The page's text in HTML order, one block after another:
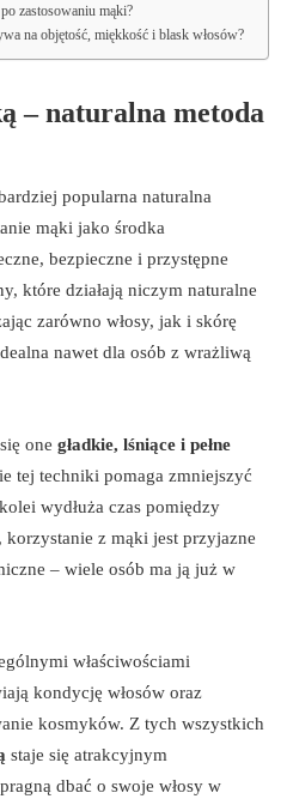
zastosowaniu mąki?
na objętość, miękkość i blask włosów?
– naturalna metoda
popularna naturalna
mąki jako środka
bezpieczne i przystępne
które działają niczym naturalne
zarówno włosy, jak i skórę
nawet dla osób z wrażliwą
one gładkie, lśniące i pełne
tej techniki pomaga zmniejszyć
wydłuża czas pomiędzy
z mąki jest przyjazne
– wiele osób ma ją już w
właściwościami
kondycję włosów oraz
kosmyków. Z tych wszystkich
staje się atrakcyjnym
dbać o swoje włosy w